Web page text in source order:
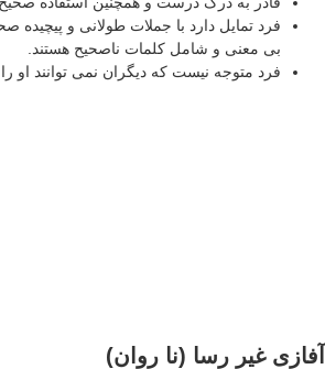
فرد تمایل دارد با جملات طولانی و پیچیده
بی معنی و شامل کلمات ناصحیح هستند.
فرد متوجه نیست که دیگران نمی توانند او را
غیر رسا (نا روان)